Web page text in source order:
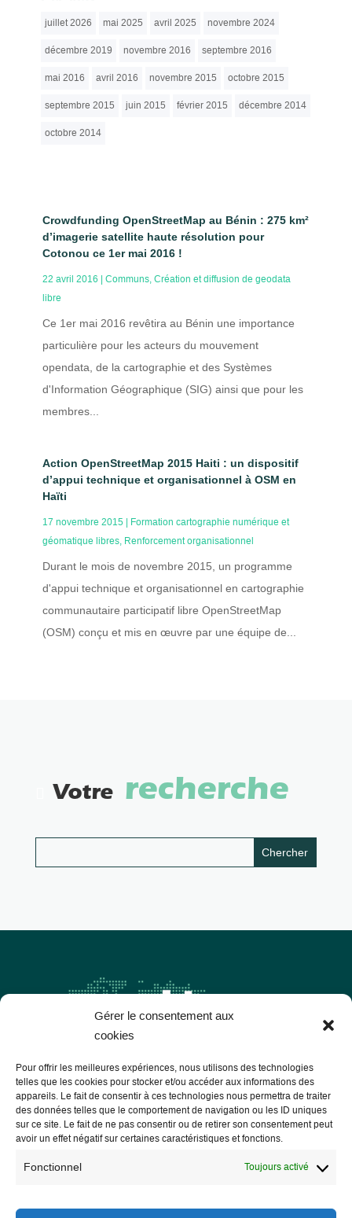
Gérer le consentement aux
cookies
Pour offrir les meilleures expériences, nous utilisons des technologies
telles que les cookies pour stocker et/ou accéder aux informations des
appareils. Le fait de consentir à ces technologies nous permettra de traiter
des données telles que le comportement de navigation ou les ID uniques
sur ce site. Le fait de ne pas consentir ou de retirer son consentement peut
avoir un effet négatif sur certaines caractéristiques et fonctions.
Fonctionnel Toujours activé
juillet 2026 mai 2025 avril 2025 novembre 2024
décembre 2019 novembre 2016 septembre 2016
mai 2016 avril 2016 novembre 2015 octobre 2015
septembre 2015 juin 2015 février 2015 décembre 2014
octobre 2014
Crowdfunding OpenStreetMap au Bénin : 275 km²
d’imagerie satellite haute résolution pour
Cotonou ce 1er mai 2016 !
22 avril 2016 Communs, Création et diffusion de geodata
libre
Ce 1er mai 2016 revêtira au Bénin une importance
particulière pour les acteurs du mouvement
opendata, de la cartographie et des Systèmes
d'Information Géographique (SIG) ainsi que pour les
membres...
Action OpenStreetMap 2015 Haiti : un dispositif
d’appui technique et organisationnel à OSM en
Haïti
17 novembre 2015
Formation cartographie numérique et
géomatique libres, Renforcement organisationnel
Durant le mois de novembre 2015, un programme
d'appui technique et organisationnel en cartographie
communautaire participatif libre OpenStreetMap
(OSM) conçu et mis en œuvre par une équipe de...
Votrerecherche
Les Libres Géographes
28 rue Hoche